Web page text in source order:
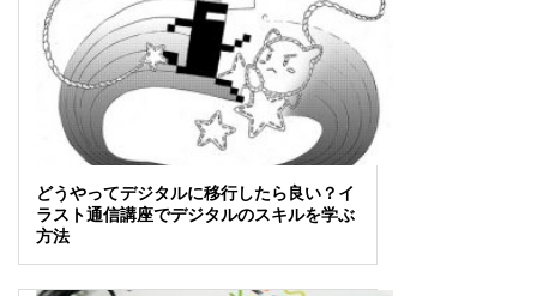
どうやってデジタルに移行したら良い？イ
ラスト通信講座でデジタルのスキルを学ぶ
方法